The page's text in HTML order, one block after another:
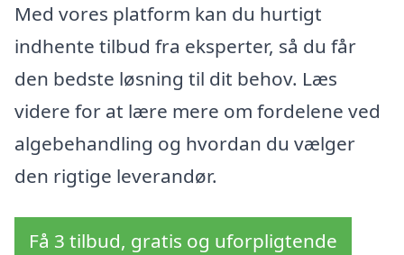
Med vores platform kan du hurtigt
indhente tilbud fra eksperter, så du får
den bedste løsning til dit behov. Læs
videre for at lære mere om fordelene ved
algebehandling og hvordan du vælger
den rigtige leverandør.
Få 3 tilbud, gratis og uforpligtende